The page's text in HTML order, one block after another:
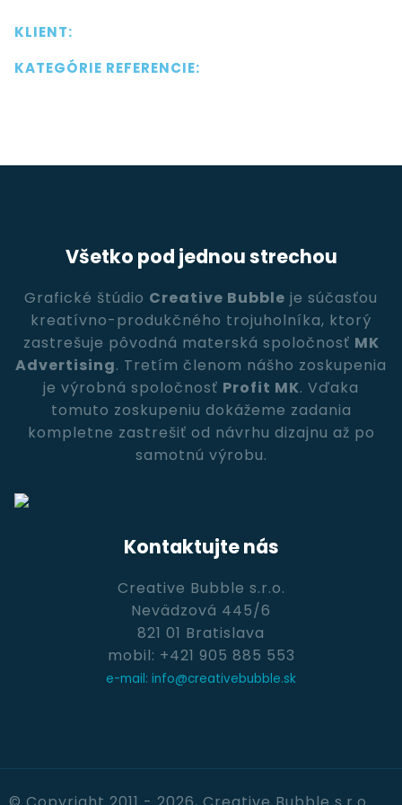
KLIENT:
KATEGÓRIE REFERENCIE:
Všetko pod jednou strechou
Grafické štúdio Creative Bubble je súčasťou
kreatívno-produkčného trojuholníka, ktorý
zastrešuje pôvodná materská spoločnosť MK
Advertising. Tretím členom nášho zoskupenia
je výrobná spoločnosť Profit MK. Vďaka
tomuto zoskupeniu dokážeme zadania
kompletne zastrešiť od návrhu dizajnu až po
samotnú výrobu.
Kontaktujte nás
Creative Bubble s.r.o.
Nevädzová 445/6
821 01 Bratislava
mobil: +421 905 885 553
e-mail: info@creativebubble.sk